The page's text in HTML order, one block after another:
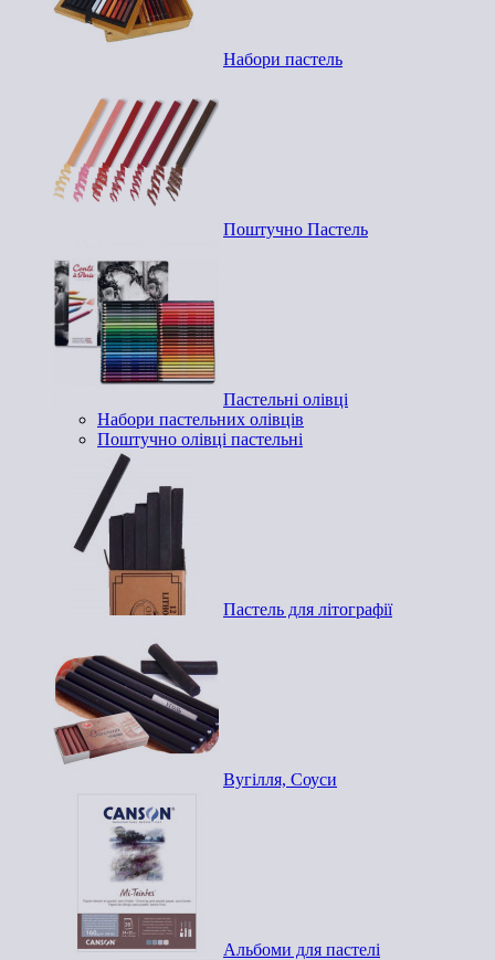
Набори пастель
Поштучно Пастель
Пастельні олівці
Набори пастельних олівців
Поштучно олівці пастельні
Пастель для літографії
Вугілля, Соуси
Альбоми для пастелі